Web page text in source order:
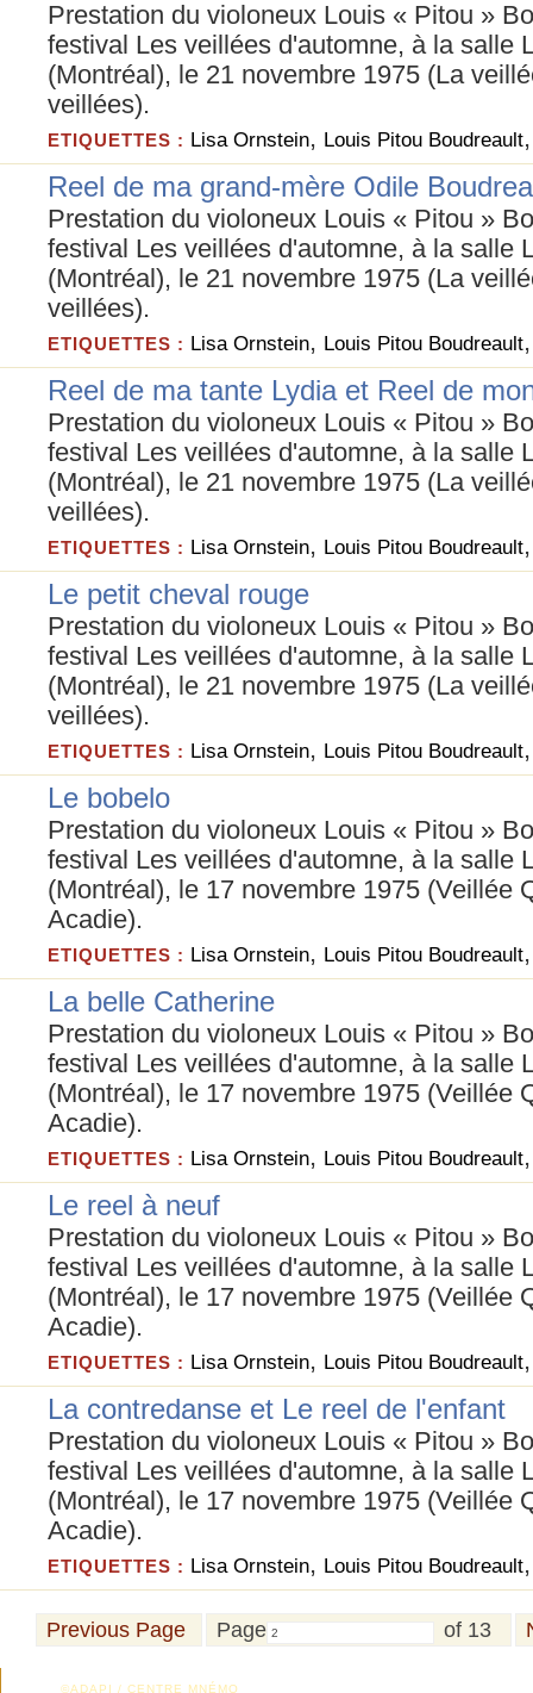
Prestation du violoneux Louis « Pitou »
festival Les veillées d'automne, à la salle
(Montréal), le 21 novembre 1975 (La
veillées).
ETIQUETTES : Lisa Ornstein, Louis Pitou Boudreault
Reel de ma grand-mère Odile
Prestation du violoneux Louis « Pitou »
festival Les veillées d'automne, à la salle
(Montréal), le 21 novembre 1975 (La
veillées).
ETIQUETTES : Lisa Ornstein, Louis Pitou Boudreault
Reel de ma tante Lydia et Reel de
Prestation du violoneux Louis « Pitou »
festival Les veillées d'automne, à la salle
(Montréal), le 21 novembre 1975 (La
veillées).
ETIQUETTES : Lisa Ornstein, Louis Pitou Boudreault
Le petit cheval rouge
Prestation du violoneux Louis « Pitou »
festival Les veillées d'automne, à la salle
(Montréal), le 21 novembre 1975 (La
veillées).
ETIQUETTES : Lisa Ornstein, Louis Pitou Boudreault
Le bobelo
Prestation du violoneux Louis « Pitou »
festival Les veillées d'automne, à la salle
(Montréal), le 17 novembre 1975 (Veillée
Acadie).
ETIQUETTES : Lisa Ornstein, Louis Pitou Boudreault
La belle Catherine
Prestation du violoneux Louis « Pitou »
festival Les veillées d'automne, à la salle
(Montréal), le 17 novembre 1975 (Veillée
Acadie).
ETIQUETTES : Lisa Ornstein, Louis Pitou Boudreault
Le reel à neuf
Prestation du violoneux Louis « Pitou »
festival Les veillées d'automne, à la salle
(Montréal), le 17 novembre 1975 (Veillée
Acadie).
ETIQUETTES : Lisa Ornstein, Louis Pitou Boudreault
La contredanse et Le reel de l'enfant
Prestation du violoneux Louis « Pitou »
festival Les veillées d'automne, à la salle
(Montréal), le 17 novembre 1975 (Veillée
Acadie).
ETIQUETTES : Lisa Ornstein, Louis Pitou Boudreault
Previous Page Page of 13
©ADAPI / CENTRE MNÉMO